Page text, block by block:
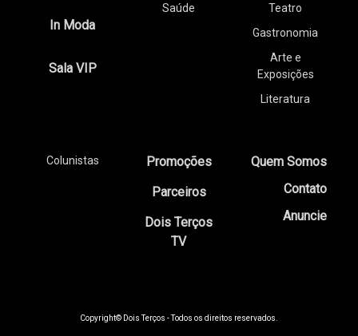
In Moda
Sala VIP
Saúde
Teatro
Gastronomia
Arte e
Exposições
Literatura
Colunistas
Promoções
Parceiros
Dois Terços
TV
Quem Somos
Contato
Anuncie
Copyright© Dois Terços - Todos os direitos reservados.